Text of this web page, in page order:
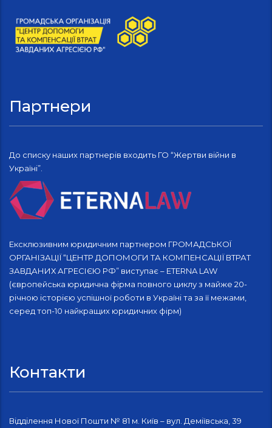
Партнери
До списку наших партнерів входить ГО “Жертви війни в
Україні”.
Ексклюзивним юридичним партнером ГРОМАДСЬКОЇ
ОРГАНІЗАЦІЇ “ЦЕНТР ДОПОМОГИ ТА КОМПЕНСАЦІЇ ВТРАТ
ЗАВДАНИХ АГРЕСІЄЮ РФ” виступає – ETERNA LAW
(європейська юридична фірма повного циклу з майже 20-
річною історією успішної роботи в Україні та за її межами,
серед топ-10 найкращих юридичних фірм)
Контакти
Відділення Нової Пошти № 81 м. Київ – вул. Деміївська, 39